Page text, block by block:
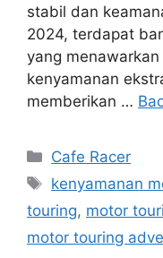
stabil dan
2024, terdapat
yang
kenyamanan
memberikan …
Kategori
Cafe Racer
Tag
kenyamanan
touring, motor
motor touring